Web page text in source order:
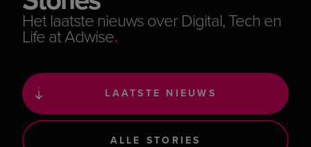
Het laatste nieuws over Digital, Tech en
Life at Adwise.
LAATSTE NIEUWS
ALLE STORIES